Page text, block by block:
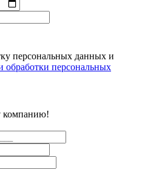
персональных данных и
персональных
компанию!